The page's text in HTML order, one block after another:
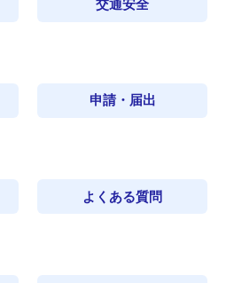
交通安全
申請・届出
よくある質問